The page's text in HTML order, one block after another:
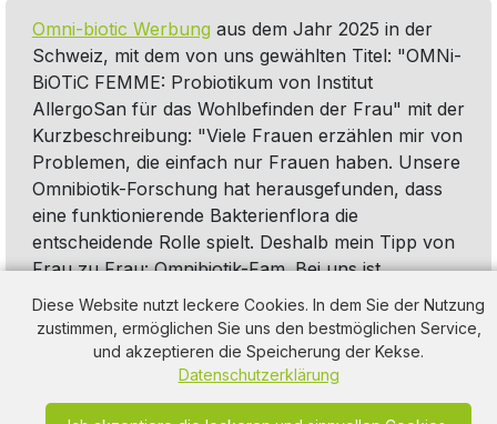
Diese Website nutzt leckere Cookies. In dem Sie der Nutzung
zustimmen, ermöglichen Sie uns den bestmöglichen Service,
und akzeptieren die Speicherung der Kekse.
Datenschutzerklärung
Omni-biotic Werbung aus dem Jahr 2025 in der
Schweiz, mit dem von uns gewählten Titel: "OMNi-
BiOTiC FEMME: Probiotikum von Institut
AllergoSan für das Wohlbefinden der Frau" mit der
Kurzbeschreibung: "Viele Frauen erzählen mir von
Problemen, die einfach nur Frauen haben. Unsere
Omnibiotik-Forschung hat herausgefunden, dass
eine funktionierende Bakterienflora die
entscheidende Rolle spielt. Deshalb mein Tipp von
Frau zu Frau: Omnibiotik-Fam. Bei uns ist
Forschung zu Hause.". Diese Werbung thematisiert
oder beinhaltet die Kategorie/n
Nahrungsergänzung, Gesundheit,Apotheke